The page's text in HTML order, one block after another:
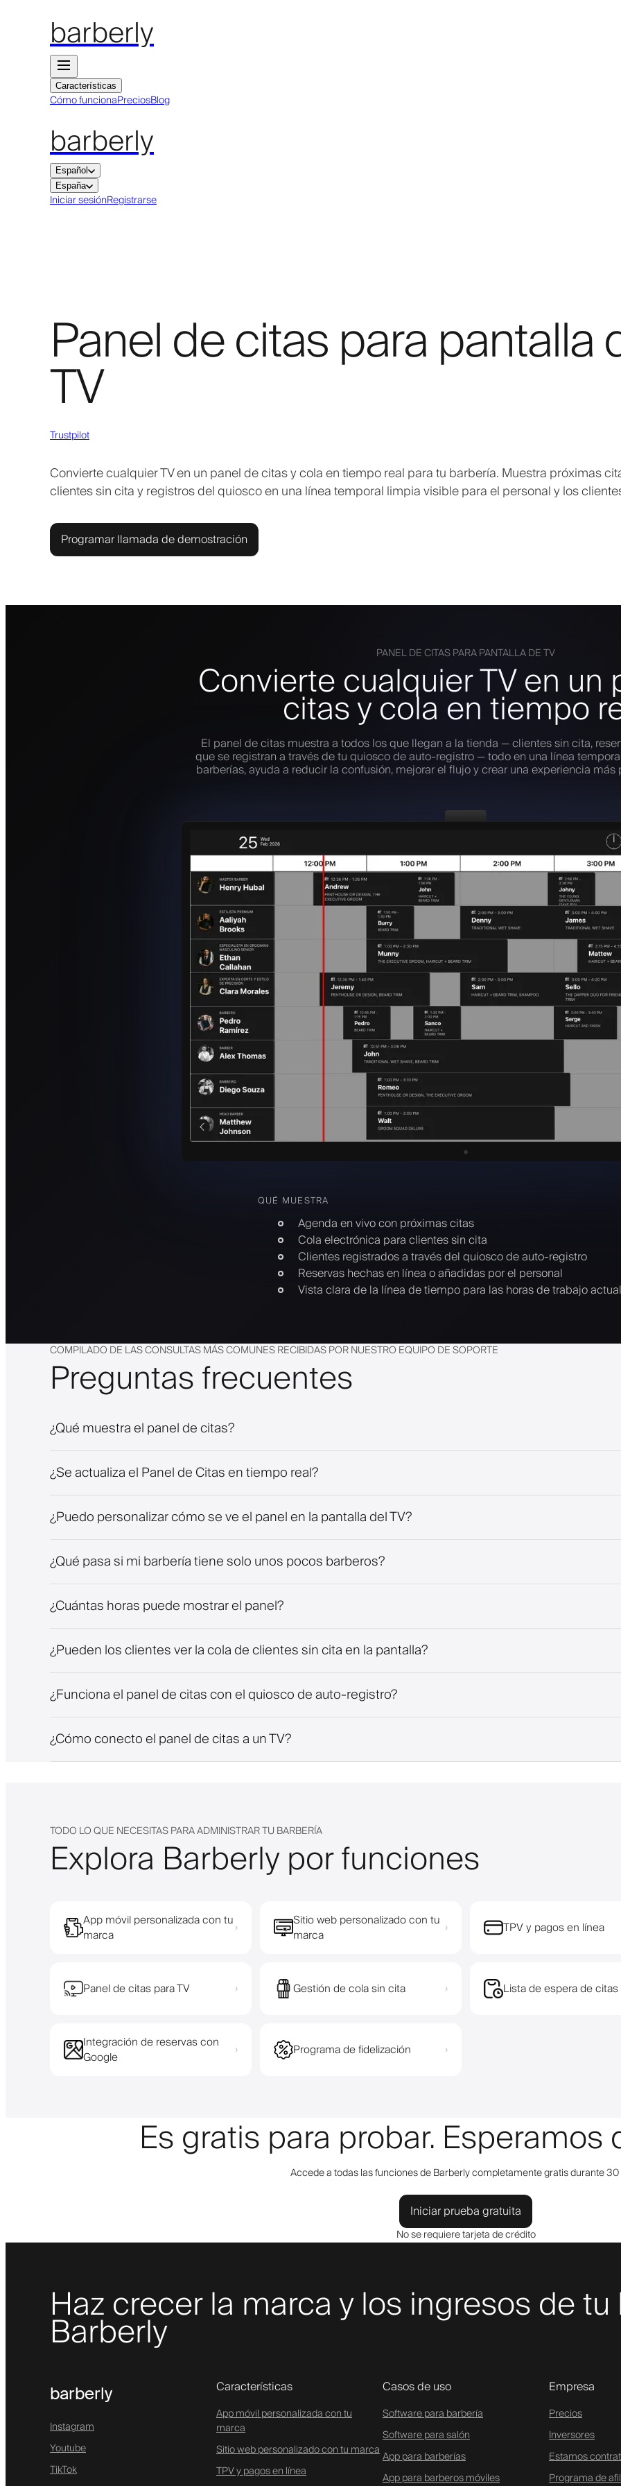
barberly
Características
Cómo funcionaPreciosBlog
barberly
Español
España
Iniciar sesiónRegistrarse
Panel de citas para pantalla
TV
Trustpilot
Convierte cualquier TV en un panel de citas y cola en tiempo real para tu barbería. Muestra próximas
clientes sin cita y registros del quiosco en una línea temporal limpia visible para el personal y los
Programar llamada de demostración
PANEL DE CITAS PARA PANTALLA DE TV
Convierte cualquier TV en un
citas y cola en tiempo
El panel de citas muestra a todos los que llegan a la tienda — clientes sin cita,
que se registran a través de tu quiosco de auto-registro — todo en una línea
barberías, ayuda a reducir la confusión, mejorar el flujo y crear una experiencia
QUÉ MUESTRA
Agenda en vivo con próximas citas
Cola electrónica para clientes sin cita
Clientes registrados a través del quiosco de auto-registro
Reservas hechas en línea o añadidas por el personal
Vista clara de la línea de tiempo para las horas de trabajo
COMPILADO DE LAS CONSULTAS MÁS COMUNES RECIBIDAS POR NUESTRO EQUIPO DE SOPORTE
Preguntas frecuentes
¿Qué muestra el panel de citas?
¿Se actualiza el Panel de Citas en tiempo real?
¿Puedo personalizar cómo se ve el panel en la pantalla del TV?
¿Qué pasa si mi barbería tiene solo unos pocos barberos?
¿Cuántas horas puede mostrar el panel?
¿Pueden los clientes ver la cola de clientes sin cita en la pantalla?
¿Funciona el panel de citas con el quiosco de auto-registro?
¿Cómo conecto el panel de citas a un TV?
TODO LO QUE NECESITAS PARA ADMINISTRAR TU BARBERÍA
Explora Barberly por funciones
App móvil personalizada con tu
marca
›
Sitio web personalizado con tu
marca
› TPV y pagos en línea
Panel de citas para TV › Gestión de cola sin cita › Lista de espera de citas
Integración de reservas con
Google
› Programa de fidelización ›
Es gratis para probar. Esperamos
Accede a todas las funciones de Barberly completamente gratis durante 30
Iniciar prueba gratuita
No se requiere tarjeta de crédito
Haz crecer la marca y los ingresos de
Barberly
barberly
Instagram
Youtube
TikTok
Características
App móvil personalizada con tu
marca
Sitio web personalizado con tu marca
TPV y pagos en línea
Casos de uso
Software para barbería
Software para salón
App para barberías
App para barberos móviles
Empresa
Precios
Inversores
Estamos
Programa de